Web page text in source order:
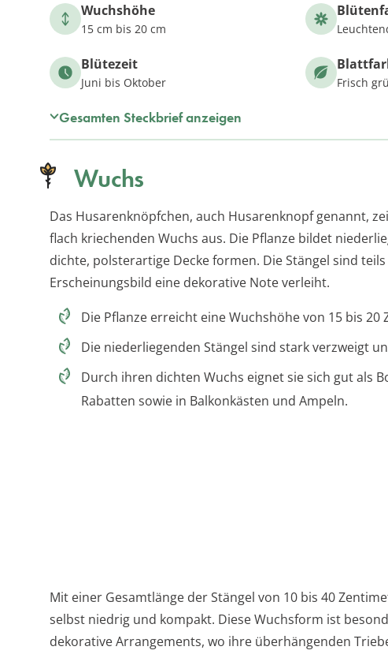
Wuchshöhe
15 cm bis 20 cm
Blütezeit
Juni bis Oktober Frisch
Gesamten Steckbrief anzeigen
Wuchs
Das Husarenknöpfchen, auch Husarenknopf genannt,
flach kriechenden Wuchs aus. Die Pflanze bildet
dichte, polsterartige Decke formen. Die Stängel sind
Erscheinungsbild eine dekorative Note verleiht.
Die Pflanze erreicht eine Wuchshöhe von 15 bis 20
Die niederliegenden Stängel sind stark verzweigt
Durch ihren dichten Wuchs eignet sie sich gut als
Rabatten sowie in Balkonkästen und Ampeln.
Mit einer Gesamtlänge der Stängel von 10 bis 40
selbst niedrig und kompakt. Diese Wuchsform ist
dekorative Arrangements, wo ihre überhängenden